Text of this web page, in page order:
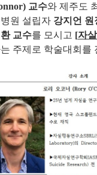
교수와 제주도
원 설립자 강지언 원
교수를 모시고 [자
주제로 학술대회를